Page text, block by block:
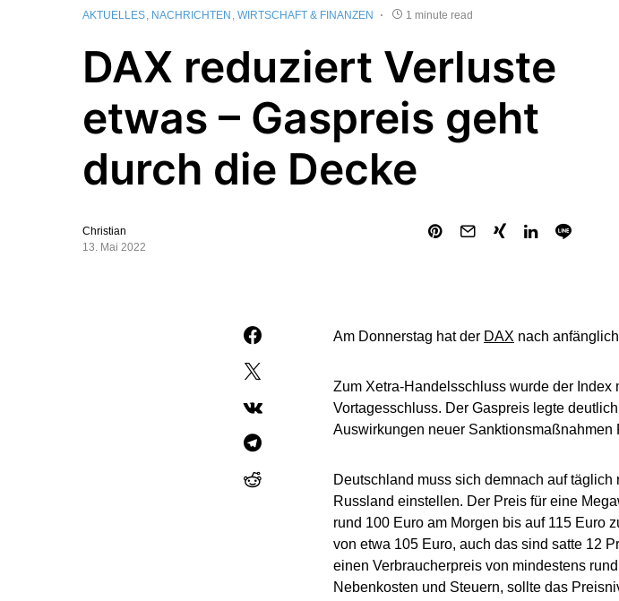
AKTUELLES NACHRICHTEN WIRTSCHAFT & FINANZEN 1 minute read
DAX reduziert Verluste
etwas – Gaspreis geht
durch die Decke
Christian
13. Mai 2022
Am Donnerstag hat der DAX nach
Zum Xetra-Handelsschluss wurde der
Vortagesschluss. Der Gaspreis legte
Auswirkungen neuer
Deutschland muss sich demnach auf
Russland einstellen. Der Preis für eine
rund 100 Euro am Morgen bis auf 115 Euro
von etwa 105 Euro, auch das sind satte 12
einen Verbraucherpreis von mindestens
Nebenkosten und Steuern, sollte das